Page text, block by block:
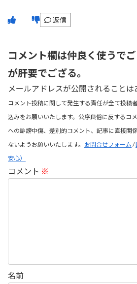
返信
コメント欄は仲良く使うで
が肝要でござる。
メールアドレスが公開されることは
コメント投稿に関して発生する責任が全て投稿
込みをお願いいたします。公序良俗に反するコ
への誹謗中傷、差別的コメント、記事に直接関
ないようお願いいたします。 お問合せフォーム /
安心）
コメント ※
名前